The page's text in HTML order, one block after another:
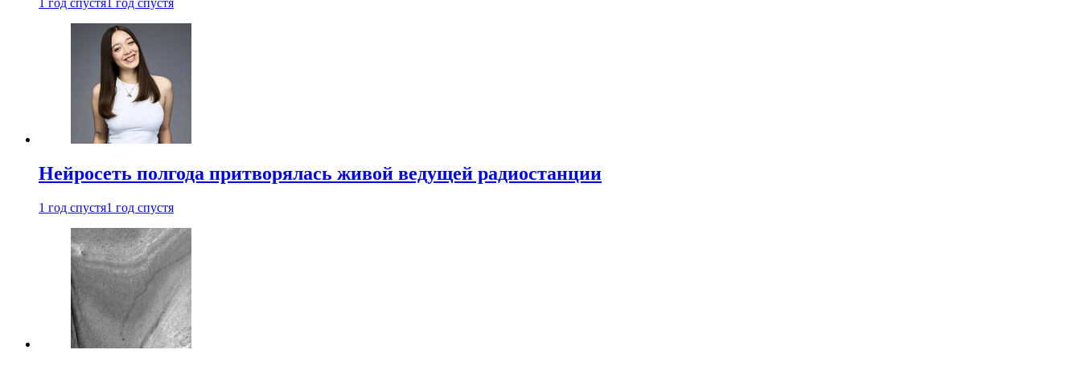
1 год спустя1 год спустя
Нейросеть полгода притворялась живой ведущей радиостанции
1 год спустя1 год спустя